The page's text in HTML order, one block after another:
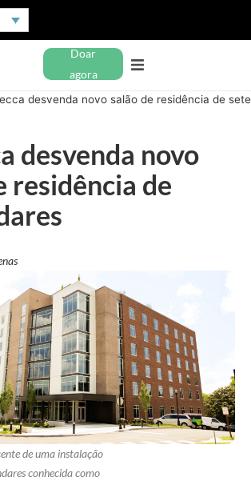
Doar
agora
desvenda novo salão de residência de sete
desvenda novo
residência de
de uma instalação
conhecida como